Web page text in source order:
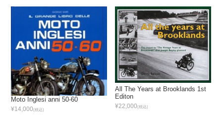
Moto Inglesi anni 50-60
¥14,000(税込)
All The Years at Brooklands 1st
Editon
¥22,000(税込)